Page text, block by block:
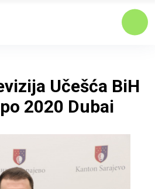
Učešća BiH
2020 Dubai